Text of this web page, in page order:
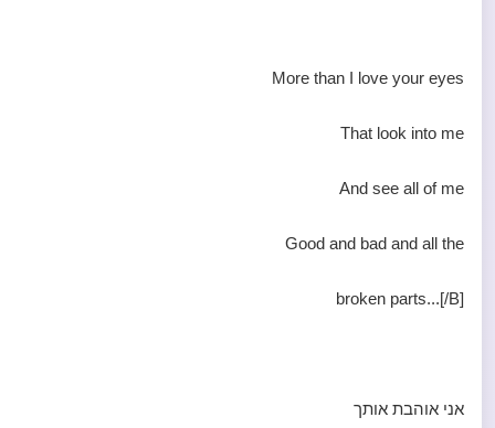
More than I love your eyes
That look into me
And see all of me
Good and bad and all the
broken parts...[/B]
אני אוהבת אותך